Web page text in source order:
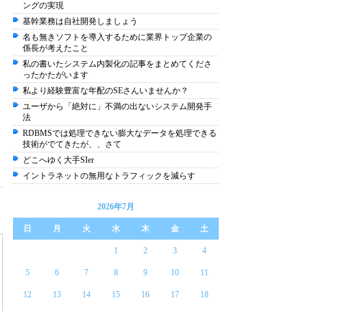
ングの実現
基幹業務は自社開発しましょう
名も無きソフトを導入するために業界トップ企業の
係長が考えたこと
私の書いたシステム内製化の記事をまとめてくださ
ったかたがいます
私より経験豊富な年配のSEさんいませんか？
ユーザから「絶対に」不満の出ないシステム開発手
法
RDBMSでは処理できない膨大なデータを処理できる
技術がでてきたが、、さて
どこへゆく大手SIer
イントラネットの無用なトラフィックを減らす
2026年7月
日 月 火 水 木 金 土
1 2 3 4
5 6 7 8 9 10 11
12 13 14 15 16 17 18